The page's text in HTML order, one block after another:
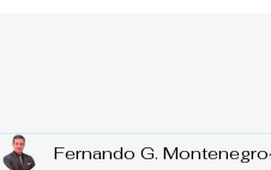
Fernando G. Montenegro